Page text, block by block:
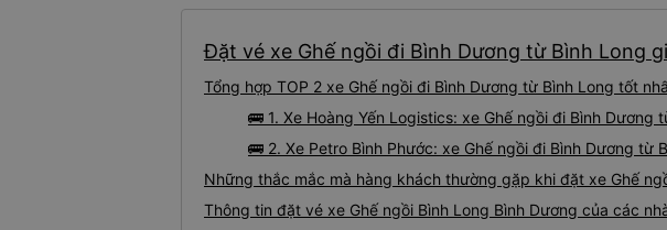
Đặt vé xe Ghế ngồi đi Bình Dương từ Bình Long
Tổng hợp TOP 2 xe Ghế ngồi đi Bình Dương từ Bình Long tốt
🚌 1. Xe Hoàng Yến Logistics: xe Ghế ngồi đi Bình
🚌 2. Xe Petro Bình Phước: xe Ghế ngồi đi Bình Dương từ
Những thắc mắc mà hàng khách thường gặp khi đặt xe Ghế
Thông tin đặt vé xe Ghế ngồi Bình Long Bình Dương của các